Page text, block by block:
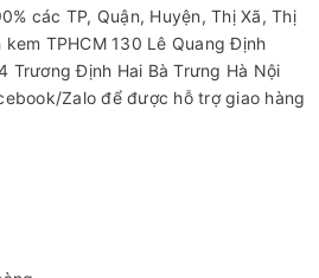
các TP, Quận, Huyện, Thị Xã, Thị
kem TPHCM130 Lê Quang Định
Trương Định Hai Bà Trưng Hà Nội
Zalo để được hỗ trợ giao hàng